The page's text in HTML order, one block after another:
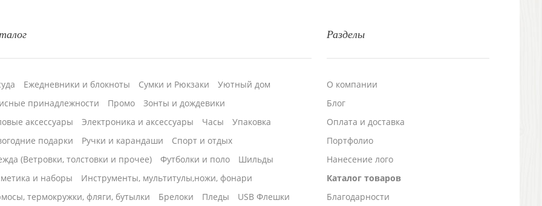
Разделы
О компании
Блог
Оплата и доставка
Портфолио
Нанесение лого
Каталог товаров
Благодарности
Ежедневники и блокноты Сумки и Рюкзаки
Уютный дом
принадлежности
Промо
Зонты и дождевики
аксессуары
Электроника и аксессуары Часы
Упаковка
подарки
Ручки и карандаши
Спорт и отдых
(Ветровки, толстовки и прочее)
Футболки и поло
Шильды
и наборы
Инструменты, мультитулы,ножи, фонари
термокружки, фляги, бутылки
Брелоки Пледы USB Флешки